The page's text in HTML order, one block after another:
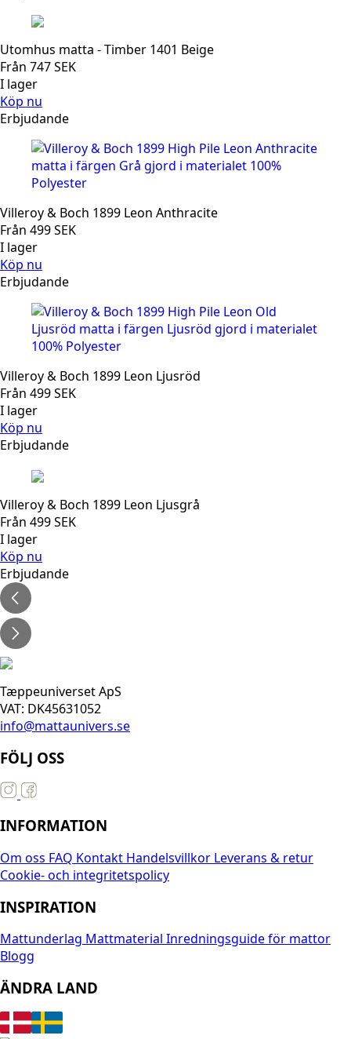
Utomhus matta - Timber 1401 Beige
Från 747SEK
I lager
Köp nu
Erbjudande
Villeroy & Boch 1899 Leon Anthracite
Från 499SEK
I lager
Köp nu
Erbjudande
Villeroy & Boch 1899 Leon Ljusröd
Från 499SEK
I lager
Köp nu
Erbjudande
Villeroy & Boch 1899 Leon Ljusgrå
Från 499SEK
I lager
Köp nu
Erbjudande
Tæppeuniverset ApS
VAT: DK45631052
info@mattaunivers.se
FÖLJ OSS
INFORMATION
Om oss FAQ Kontakt Handelsvillkor Leverans & retur
Cookie- och integritetspolicy
INSPIRATION
Mattunderlag Mattmaterial Inredningsguide för mattor
Blogg
ÄNDRA LAND